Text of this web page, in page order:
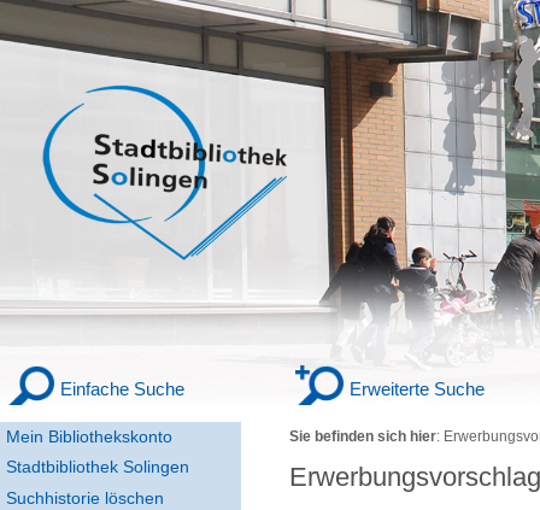
Mein Bibliothekskonto
Stadtbibliothek Solingen
Einfache Suche Erweiterte Suche
Suchhistorie löschen
Sie befinden sich hier:
Erwerbungsvorschlag